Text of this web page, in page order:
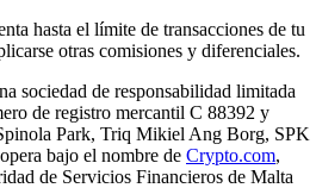
hasta el límite de transacciones de tu
otras comisiones y diferenciales.
sociedad de responsabilidad limitada
de registro mercantil C 88392 y
Park, Triq Mikiel Ang Borg, SPK
bajo el nombre de Crypto.com,
de Servicios Financieros de Malta